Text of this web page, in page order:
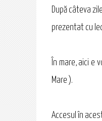
După câteva
prezentat cu
În mare, aici e
Mare ).
Accesul în